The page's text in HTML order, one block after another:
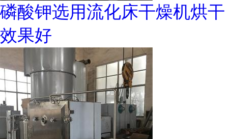
磷酸钾选用流化床干燥机烘干
效果好